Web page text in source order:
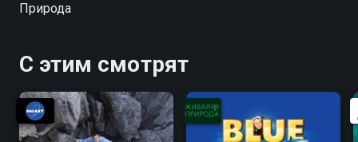
Природа
С этим смотрят